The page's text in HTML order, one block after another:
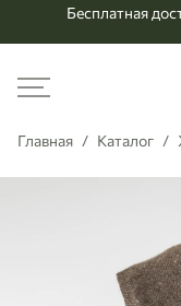
Бесплатная
Меню
Главная Каталог